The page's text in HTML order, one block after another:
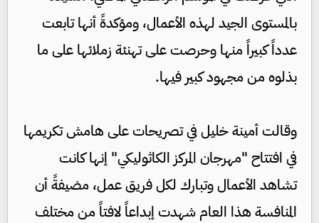
بالمستوى الجيد لهذه الأعمال، ومؤكدةً أنها تابعت
عدداً كبيراً منها وحرصت على تهنئة زملائها على ما
بذلوه من مجهود كبير فيها.
وقالت أمينة خليل في تصريحات على هامش تكريمها
في افتتاح "مهرجان المركز الكاثوليكي" إنها كانت
تشاهد الأعمال وتبارك لكل فريق عمل، مضيفةً أن
المنافسة هذا العام شهدت إبداعاً لافتاً من مختلف